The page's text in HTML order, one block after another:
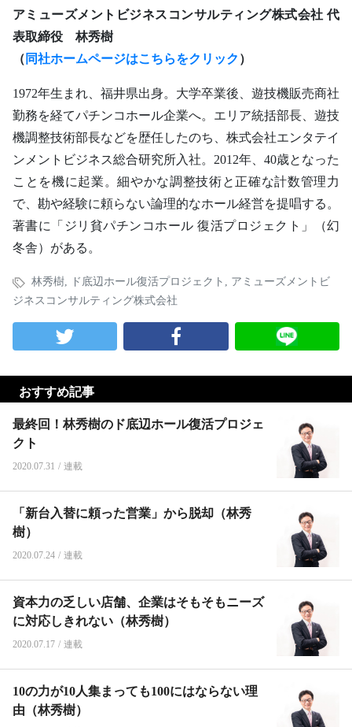
アミューズメントビジネスコンサルティング株式会社 代
表取締役 林秀樹
（ 同社ホームページはこちらをクリック ）
1972年生まれ、福井県出身。大学卒業後、遊技機販売商社
勤務を経てパチンコホール企業へ。エリア統括部長、遊技
機調整技術部長などを歴任したのち、株式会社エンタテイ
ンメントビジネス総合研究所入社。2012年、40歳となった
ことを機に起業。細やかな調整技術と正確な計数管理力
で、勘や経験に頼らない論理的なホール経営を提唱する。
著書に「ジリ貧パチンコホール 復活プロジェクト」（幻
冬舎）がある。
林秀樹, ド底辺ホール復活プロジェクト , アミューズメントビ
ジネスコンサルティング株式会社
おすすめ記事
最終回！林秀樹のド底辺ホール復活プロジェ
クト
2020.07.31 / 連載
「新台入替に頼った営業」から脱却（林秀
樹）
2020.07.24 / 連載
資本力の乏しい店舗、企業はそもそもニーズ
に対応しきれない（林秀樹）
2020.07.17 / 連載
10の力が10人集まっても100にはならない理
由（林秀樹）